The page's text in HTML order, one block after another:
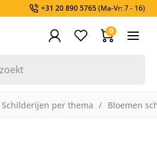
+31 20 890 5765(Ma-Vr: 7 - 16)
0
Schilderijen per thema Bloemen